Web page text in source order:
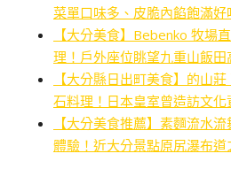
菜單口味多、皮脆內餡飽滿好
【大分美食】Bebenko 牧場
理！戶外座位眺望九重山飯田
【大分縣日出町美食】的山
石料理！日本皇室曾造訪文化
【大分美食推薦】素麵流水
體驗！近大分景點原尻瀑布道